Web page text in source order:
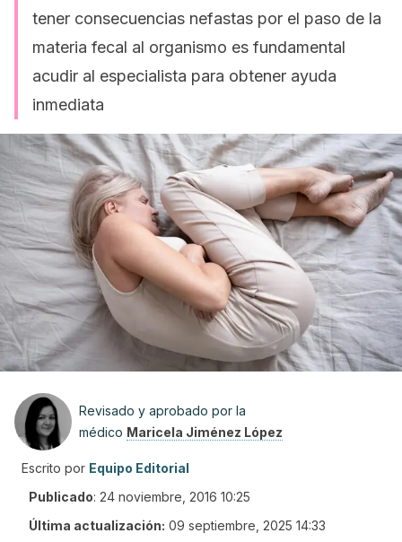
tener consecuencias nefastas por el paso de la
materia fecal al organismo es fundamental
acudir al especialista para obtener ayuda
inmediata
Revisado y aprobado por la
médico Maricela Jiménez López
Escrito por Equipo Editorial
Publicado: 24 noviembre, 2016 10:25
Última actualización: 09 septiembre, 2025 14:33